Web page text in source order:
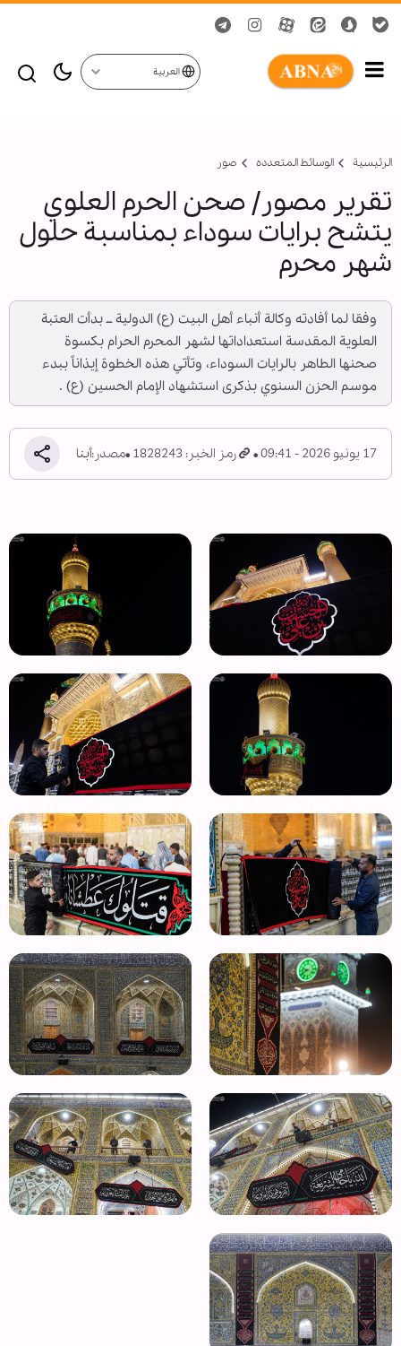
العربية
الرئيسية الوسائط المتعدده صور
تقرير مصور/ صحن الحرم العلوي
يتشح برايات سوداء بمناسبة حلول
شهر محرم
وفقا لما أفادته وكالة أنباء أهل البيت (ع) الدولية ــ بدأت العتبة
العلوية المقدسة استعداداتها لشهر المحرم الحرام بكسوة
صحنها الطاهر بالرايات السوداء، وتأتي هذه الخطوة إيذاناً ببدء
موسم الحزن السنوي بذكرى استشهاد الإمام الحسين (ع) .
17 يونيو 2026 - 09:41 رمز الخبر: 1828243 مصدر:أبنا